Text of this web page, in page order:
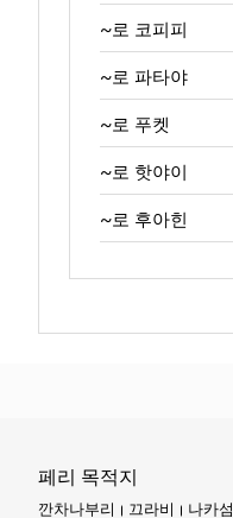
~로 코피피
~로 파타야
~로 푸켓
~로 핫야이
~로 후아힌
페리 목적지
깐차나부리 끄라비 나카섬